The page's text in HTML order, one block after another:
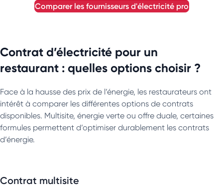
comparer les fournisseurs d'électricité pro
Contrat d’électricité pour un
restaurant : quelles options choisir ?
Face à la hausse des prix de l’énergie, les restaurateurs ont
intérêt à comparer les différentes options de contrats
disponibles. Multisite, énergie verte ou offre duale, certaines
formules permettent d’optimiser durablement les contrats
d’énergie.
Contrat multisite